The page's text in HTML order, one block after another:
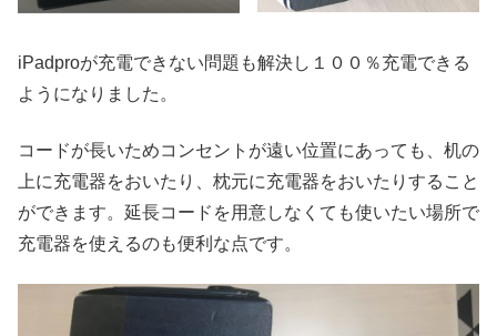
iPadproが充電できない問題も解決し１００％充電できる
ようになりました。
コードが長いためコンセントが遠い位置にあっても、机の
上に充電器をおいたり、枕元に充電器をおいたりすること
ができます。延長コードを用意しなくても使いたい場所で
充電器を使えるのも便利な点です。